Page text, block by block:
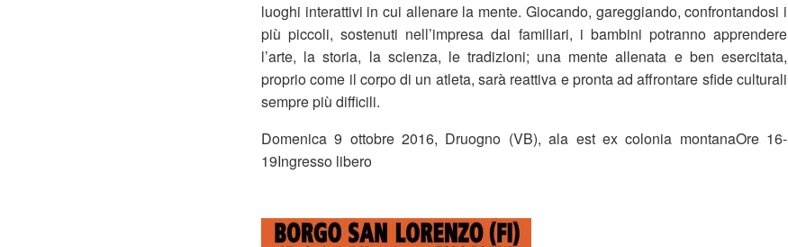
luoghi interattivi in cui allenare la mente. Giocando, gareggiando, confrontandosi i
più piccoli, sostenuti nell’impresa dai familiari, i bambini potranno apprendere
l’arte, la storia, la scienza, le tradizioni; una mente allenata e ben esercitata,
proprio come il corpo di un atleta, sarà reattiva e pronta ad affrontare sfide culturali
sempre più difficili.
Domenica 9 ottobre 2016, Druogno (VB), ala est ex colonia montanaOre 16-
19Ingresso libero